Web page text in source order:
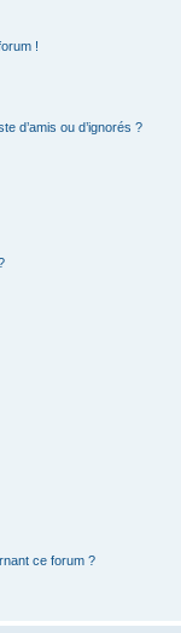
!
d’amis ou d’ignorés ?
ce forum ?